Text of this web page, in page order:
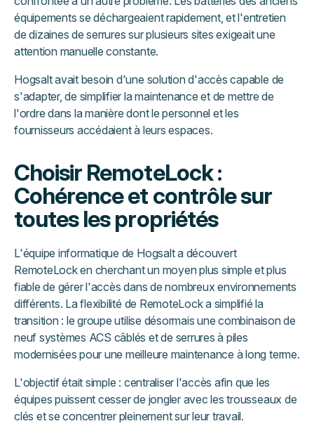
équipements se déchargeaient rapidement, et l'entretien
de dizaines de serrures sur plusieurs sites exigeait une
attention manuelle constante.
Hogsalt avait besoin d'une solution d'accès capable de
s'adapter, de simplifier la maintenance et de mettre de
l'ordre dans la manière dont le personnel et les
fournisseurs accédaient à leurs espaces.
Choisir RemoteLock :
Cohérence et contrôle sur
toutes les propriétés
L'équipe informatique de Hogsalt a découvert
RemoteLock en cherchant un moyen plus simple et plus
fiable de gérer l'accès dans de nombreux environnements
différents. La flexibilité de RemoteLock a simplifié la
transition : le groupe utilise désormais une combinaison de
neuf systèmes ACS câblés et de serrures à piles
modernisées pour une meilleure maintenance à long terme.
L'objectif était simple : centraliser l'accès afin que les
équipes puissent cesser de jongler avec les trousseaux de
clés et se concentrer pleinement sur leur travail.